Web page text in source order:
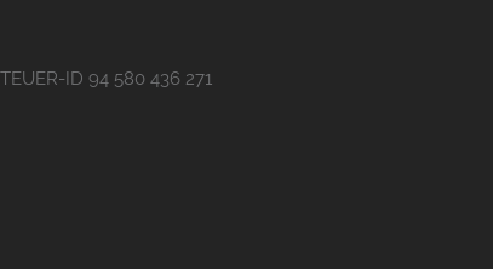
ID 94 580 436 271